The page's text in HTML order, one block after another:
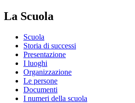
La Scuola
Scuola
Storia di successi
Presentazione
I luoghi
Organizzazione
Le persone
Documenti
I numeri della scuola